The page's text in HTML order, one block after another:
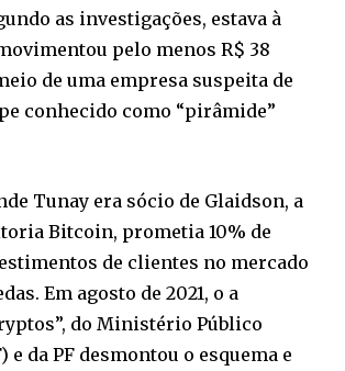
as investigações, estava à
pelo menos R$ 38
de uma empresa suspeita de
conhecido como “pirâmide”
Tunay era sócio de Glaidson, a
Bitcoin, prometia 10% de
de clientes no mercado
Em agosto de 2021, o a
do Ministério Público
e da PF desmontou o esquema e